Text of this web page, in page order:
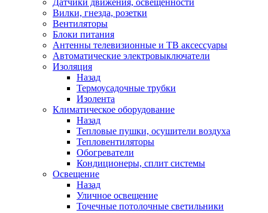
Датчики движения, освещённости
Вилки, гнезда, розетки
Вентиляторы
Блоки питания
Антенны телевизионные и ТВ аксессуары
Автоматические электровыключатели
Изоляция
Назад
Термоусадочные трубки
Изолента
Климатическое оборудование
Назад
Тепловые пушки, осушители воздуха
Тепловентиляторы
Обогреватели
Кондиционеры, сплит системы
Освещение
Назад
Уличное освещение
Точечные потолочные светильники